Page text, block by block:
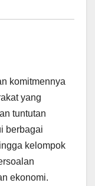
komitmennya
yang
tuntutan
berbagai
kelompok
ekonomi.